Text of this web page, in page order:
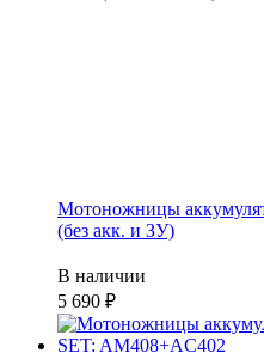
Мотоножницы
(без акк. и ЗУ)
В наличии
5 690